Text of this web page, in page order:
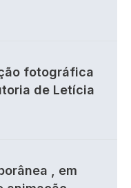
fotográfica
de Letícia
, em